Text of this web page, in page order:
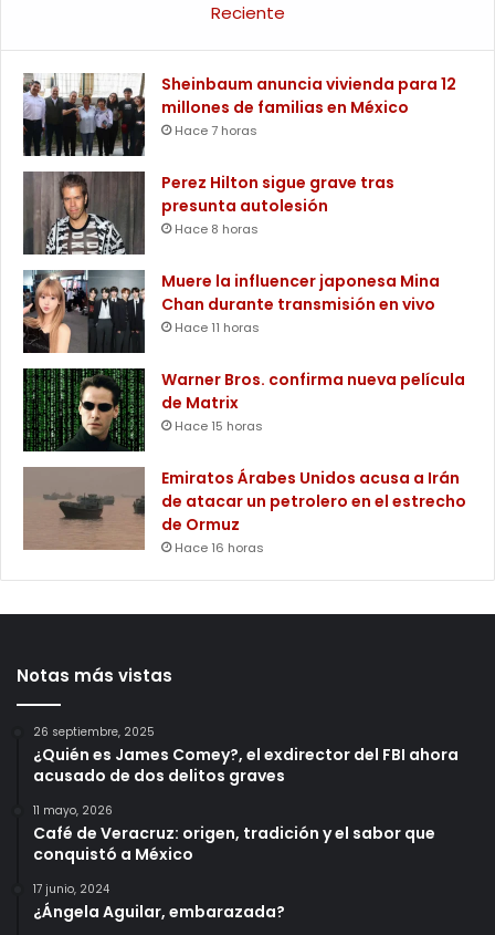
Reciente
Sheinbaum anuncia vivienda para 12
millones de familias en México
Hace 7 horas
Perez Hilton sigue grave tras
presunta autolesión
Hace 8 horas
Muere la influencer japonesa Mina
Chan durante transmisión en vivo
Hace 11 horas
Warner Bros. confirma nueva película
de Matrix
Hace 15 horas
Emiratos Árabes Unidos acusa a Irán
de atacar un petrolero en el estrecho
de Ormuz
Hace 16 horas
Notas más vistas
26 septiembre, 2025
¿Quién es James Comey?, el exdirector del FBI ahora
acusado de dos delitos graves
11 mayo, 2026
Café de Veracruz: origen, tradición y el sabor que
conquistó a México
17 junio, 2024
¿Ángela Aguilar, embarazada?